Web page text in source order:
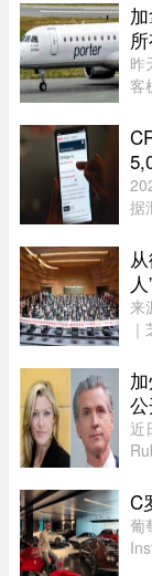
昨
客
晚
（
据
经
来
列
幅
公
近
事
C
葡